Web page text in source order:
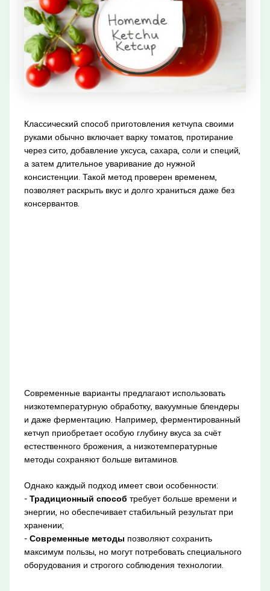
Классический способ приготовления кетчупа своими
руками обычно включает варку томатов, протирание
через сито, добавление уксуса, сахара, соли и специй,
а затем длительное уваривание до нужной
консистенции. Такой метод проверен временем,
позволяет раскрыть вкус и долго храниться даже без
консервантов.
Современные варианты предлагают использовать
низкотемпературную обработку, вакуумные блендеры
и даже ферментацию. Например, ферментированный
кетчуп приобретает особую глубину вкуса за счёт
естественного брожения, а низкотемпературные
методы сохраняют больше витаминов.
Однако каждый подход имеет свои особенности:
- Традиционный способ требует больше времени и
энергии, но обеспечивает стабильный результат при
хранении;
- Современные методы позволяют сохранить
максимум пользы, но могут потребовать специального
оборудования и строгого соблюдения технологии.